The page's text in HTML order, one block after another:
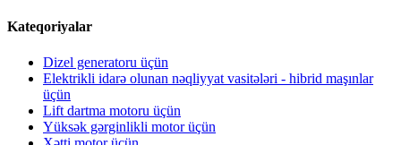
Kateqoriyalar
Dizel generatoru üçün
Elektrikli idarə olunan nəqliyyat vasitələri - hibrid maşınlar
üçün
Lift dartma motoru üçün
Yüksək gərginlikli motor üçün